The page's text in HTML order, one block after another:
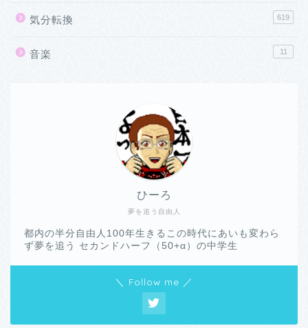
気分転換 619
音楽 11
夢を追う自由人
ひーろ
都内の半分自由人100年生きるこの時代にあいも変わら
ず夢を追う セカンドハーフ（50+α）の中学生
＼ Follow me ／